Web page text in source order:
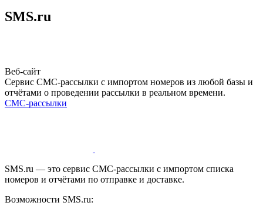
SMS.ru
Веб-сайт
Сервис СМС-рассылки с импортом номеров из любой базы и
отчётами о проведении рассылки в реальном времени.
СМС-рассылки
SMS.ru — это сервис СМС-рассылки с импортом списка
номеров и отчётами по отправке и доставке.
Возможности SMS.ru: